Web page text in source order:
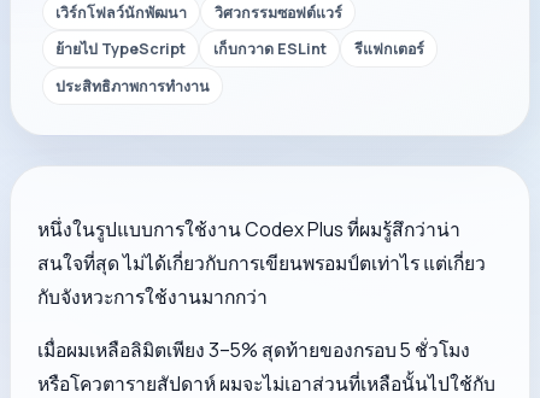
เวิร์กโฟลว์นักพัฒนา
วิศวกรรมซอฟต์แวร์
ย้ายไป TypeScript
เก็บกวาด ESLint
รีแฟกเตอร์
ประสิทธิภาพการทำงาน
หนึ่งในรูปแบบการใช้งาน Codex Plus ที่ผมรู้สึกว่าน่า
สนใจที่สุด ไม่ได้เกี่ยวกับการเขียนพรอมป์ตเท่าไร แต่เกี่ยว
กับจังหวะการใช้งานมากกว่า
เมื่อผมเหลือลิมิตเพียง 3–5% สุดท้ายของกรอบ 5 ชั่วโมง
หรือโควตารายสัปดาห์ ผมจะไม่เอาส่วนที่เหลือนั้นไปใช้กับ